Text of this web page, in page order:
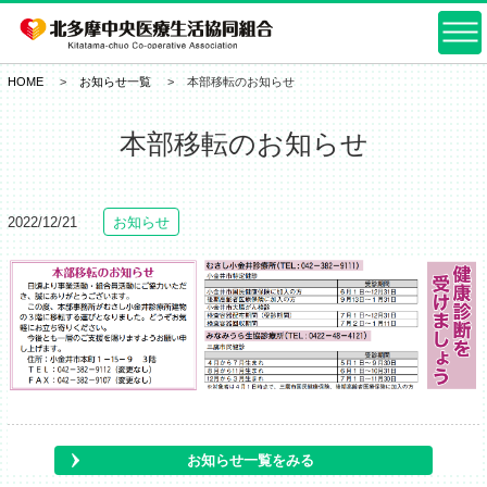
HOME お知らせ一覧 本部移転のお知らせ
本部移転のお知らせ
2022/12/21 お知らせ
お知らせ一覧をみる